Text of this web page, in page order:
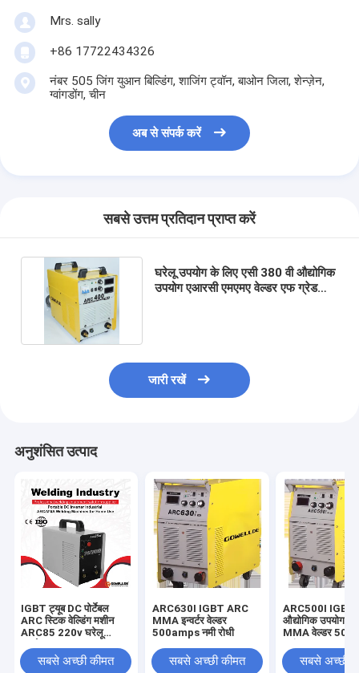
Mrs. sally
+86 17722434326
नंबर 505 जिंग युआन बिल्डिंग, शाजिंग ट्वॉन, बाओन जिला, शेन्ज़ेन,
ग्वांगडोंग, चीन
अब से संपर्क करें
सबसे उत्तम प्रतिदान प्राप्त करें
घरेलू उपयोग के लिए एसी 380 वी औद्योगिक
उपयोग एआरसी एमएमए वेल्डर एफ ग्रेड
जारी रखें
अनुशंसित उत्पाद
IGBT ट्यूब DC पोर्टेबल
ARC स्टिक वेल्डिंग मशीन
ARC85 220v घरेलू
सबसे अच्छी कीमत
ARC630I IGBT ARC
MMA इन्वर्टर वेल्डर
500amps नमी रोधी
सबसे अच्छी कीमत
ARC500I IGBT
औद्योगिक उपयोग
MMA वेल्डर
सबसे अच्छी